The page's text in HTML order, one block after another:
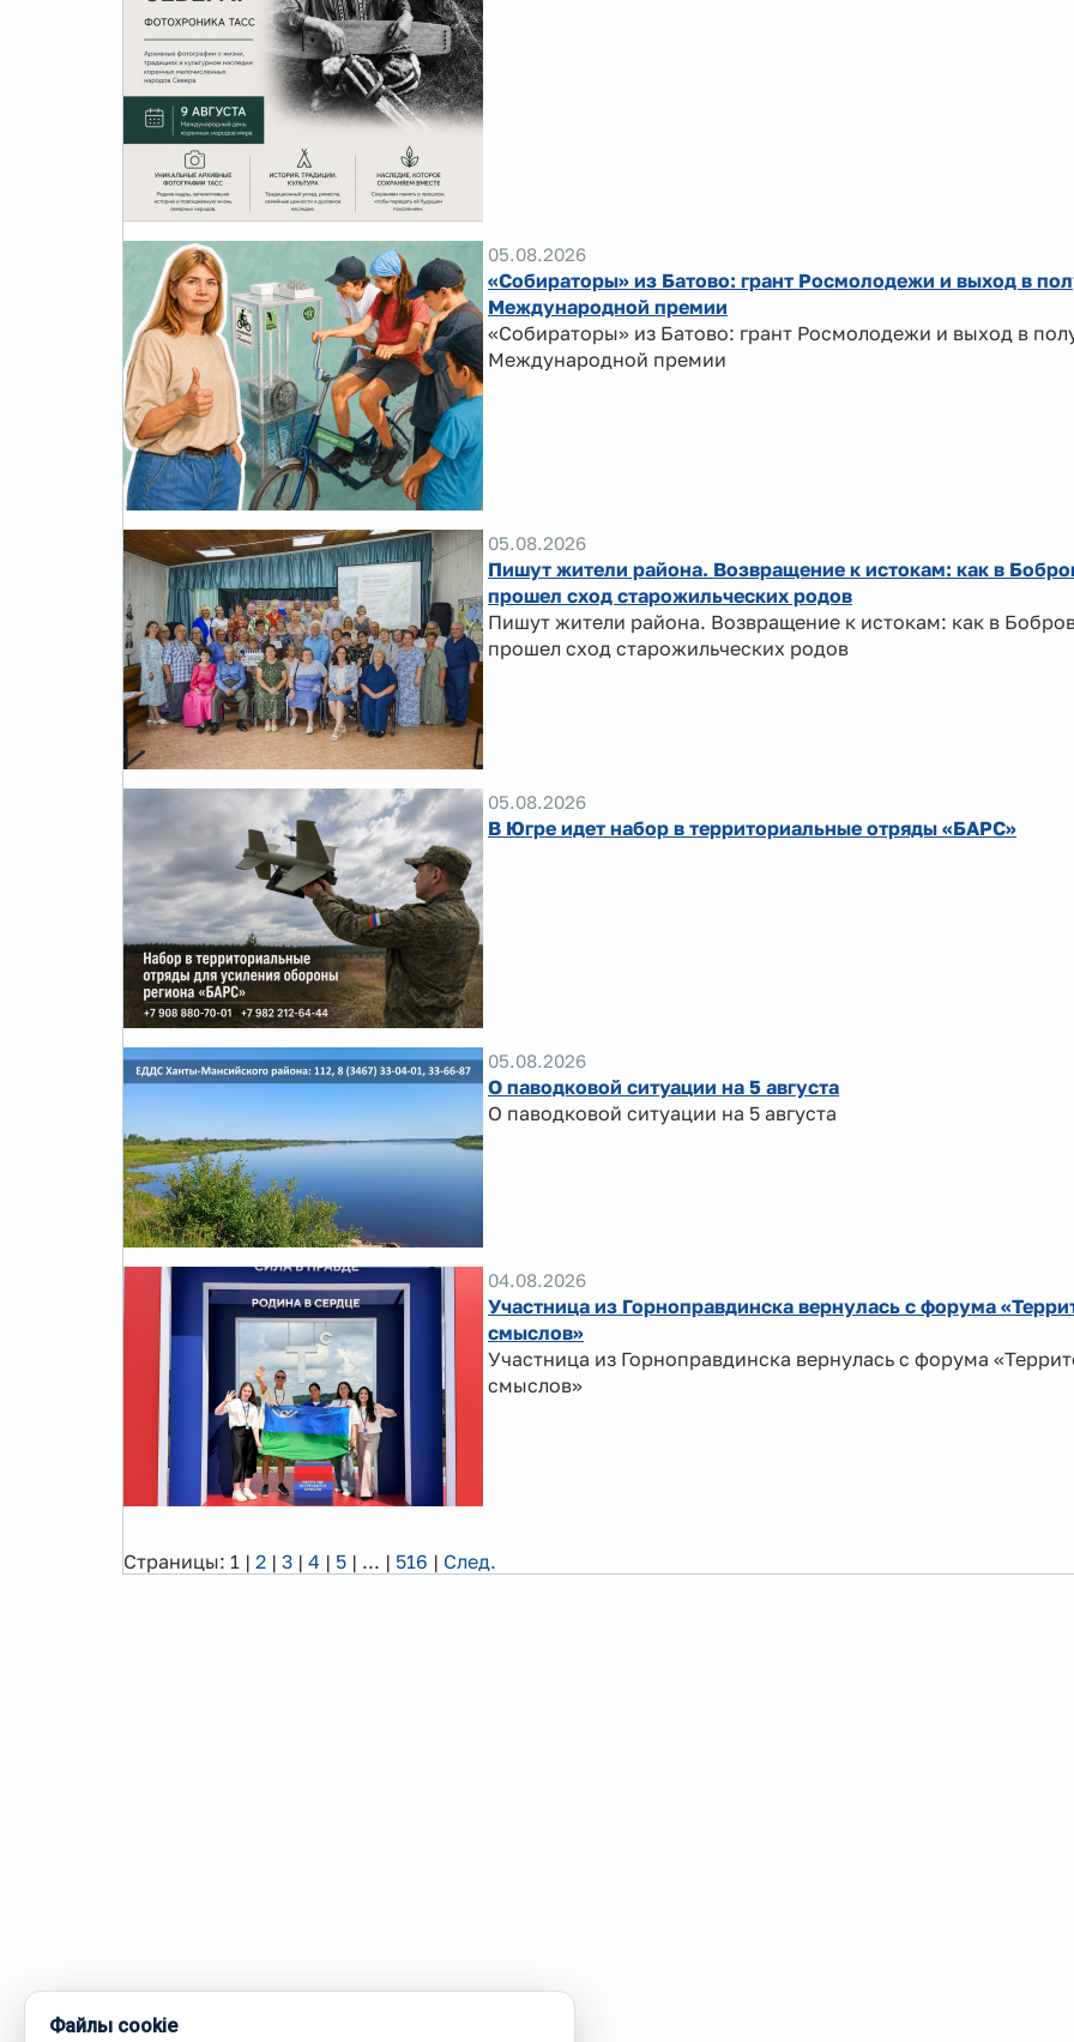
05.08.2026
«Собираторы» из Батово: грант Росмолодежи и выход в
Международной премии
«Собираторы» из Батово: грант Росмолодежи и выход в
Международной премии
05.08.2026
Пишут жители района. Возвращение к истокам: как в
прошел сход старожильческих родов
Пишут жители района. Возвращение к истокам: как в
прошел сход старожильческих родов
05.08.2026
В Югре идет набор в территориальные отряды «БАРС»
05.08.2026
О паводковой ситуации на 5 августа
О паводковой ситуации на 5 августа
04.08.2026
Участница из Горноправдинска вернулась с форума
смыслов»
Участница из Горноправдинска вернулась с форума
смыслов»
Страницы: 1 | 2 | 3 | 4 | 5 | ... | 516 | След.
Файлы cookie